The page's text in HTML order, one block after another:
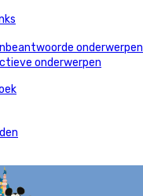
onderwerpen
onderwerpen